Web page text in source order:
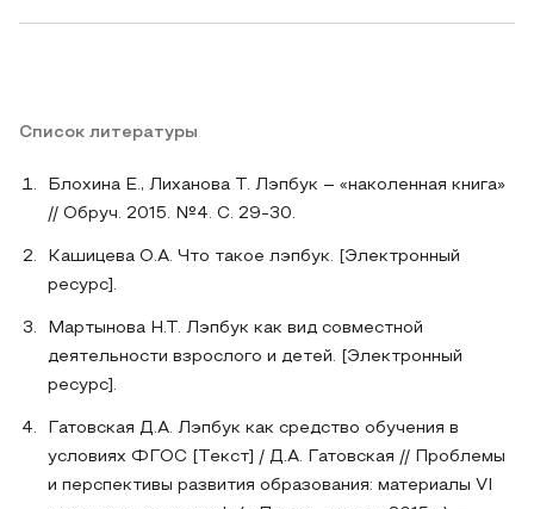
Список литературы
Блохина Е., Лиханова Т. Лэпбук – «наколенная книга»
// Обруч. 2015. №4. С. 29-30.
Кашицева О.А. Что такое лэпбук. [Электронный
ресурс].
Мартынова Н.Т. Лэпбук как вид совместной
деятельности взрослого и детей. [Электронный
ресурс].
Гатовская Д.А. Лэпбук как средство обучения в
условиях ФГОС [Текст] / Д.А. Гатовская // Проблемы
и перспективы развития образования: материалы VI